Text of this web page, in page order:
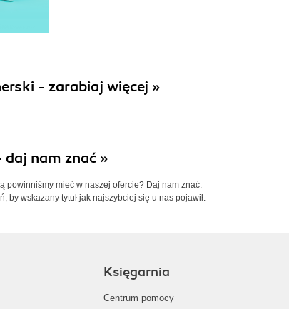
- zarabiaj więcej »
nam znać »
powinniśmy mieć w naszej ofercie? Daj nam znać.
by wskazany tytuł jak najszybciej się u nas pojawił.
Księgarnia
Centrum pomocy